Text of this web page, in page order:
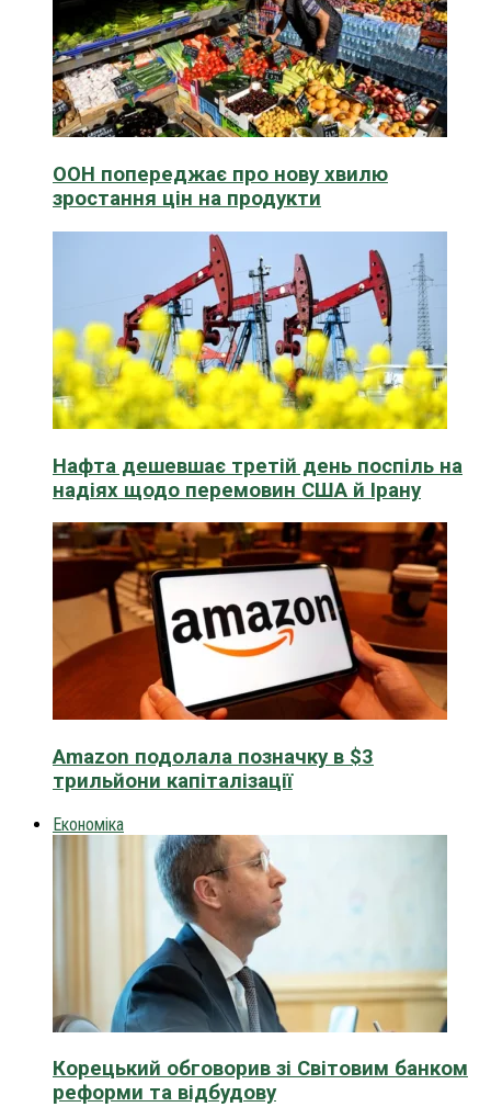
ООН попереджає про нову хвилю
зростання цін на продукти
Нафта дешевшає третій день поспіль на
надіях щодо перемовин США й Ірану
Amazon подолала позначку в $3
трильйони капіталізації
Економіка
Корецький обговорив зі Світовим банком
реформи та відбудову